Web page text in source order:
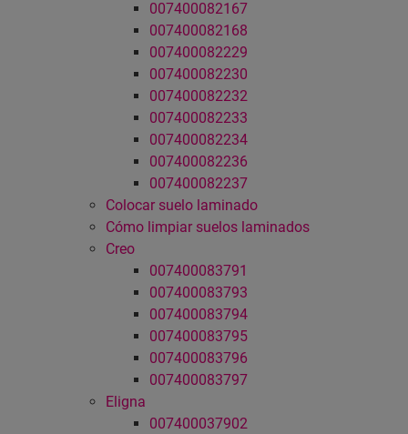
007400082167
007400082168
007400082229
007400082230
007400082232
007400082233
007400082234
007400082236
007400082237
Colocar suelo laminado
Cómo limpiar suelos laminados
Creo
007400083791
007400083793
007400083794
007400083795
007400083796
007400083797
Eligna
007400037902